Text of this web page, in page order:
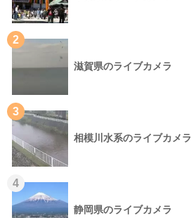
2
滋賀県のライブカメラ
3
相模川水系のライブカメラ
4
静岡県のライブカメラ